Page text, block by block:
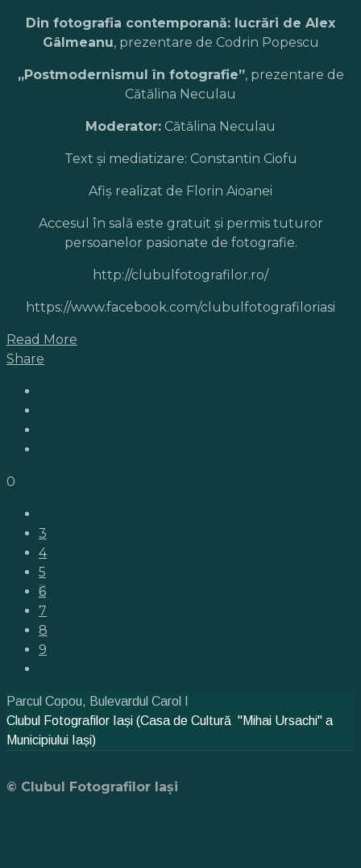
Din fotografia contemporană: lucrări de Alex
Gâlmeanu, prezentare de Codrin Popescu
„Postmodernismul în fotografie”, prezentare de
Cătălina Neculau
Moderator: Cătălina Neculau
Text şi mediatizare: Constantin Ciofu
Afiş realizat de Florin Aioanei
Accesul în sală este gratuit şi permis tuturor
persoanelor pasionate de fotografie.
http://clubulfotografilor.ro/
https://www.facebook.com/clubulfotografiloriasi
Read More
Share
0
3
4
5
6
7
8
9
Parcul Copou, Bulevardul Carol I
Clubul Fotografilor Iași (Casa de Cultură "Mihai Ursachi" a
Municipiului Iași)
© Clubul Fotografilor Iași